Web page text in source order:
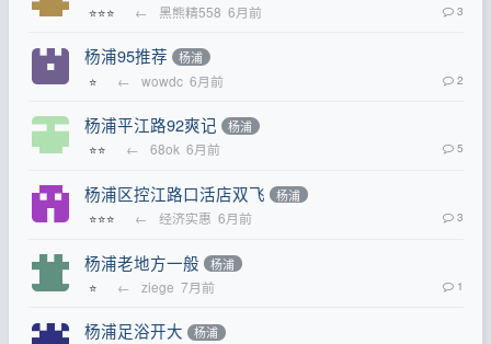
⭐⭐⭐ ← 黑熊精558 6月前 3
杨浦95推荐 杨浦
⭐ ← wowdc 6月前 2
杨浦平江路92爽记 杨浦
⭐⭐ ← 68ok 6月前 5
杨浦区控江路口活店双飞 杨浦
⭐⭐⭐ ← 经济实惠 6月前 3
杨浦老地方一般 杨浦
⭐ ← ziege 7月前 1
杨浦足浴开大 杨浦